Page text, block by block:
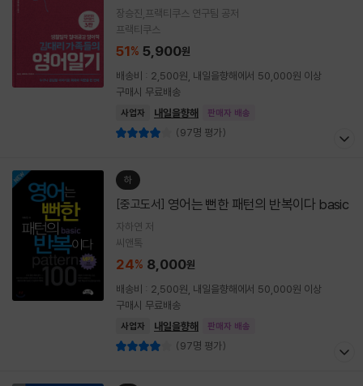
장승진,프랙티쿠스 연구팀 공저
프랙티쿠스
51% 5,900원
배송비 : 2,500원, 내일을향해에서 50,000원 이상
구매시 무료배송
사업자 내일을향해 판매자 배송
(97명 평가)
하
[중고도서] 영어는 뻔한 패턴의 반복이다 basic
자하연 저
씨앤톡
24% 8,000원
배송비 : 2,500원, 내일을향해에서 50,000원 이상
구매시 무료배송
사업자 내일을향해 판매자 배송
(97명 평가)